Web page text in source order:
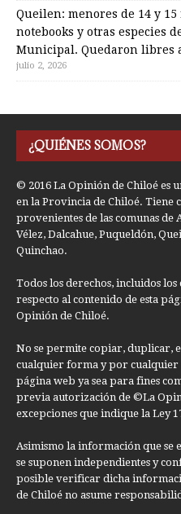
Queilen: menores de 14 y
notebooks y otras especies
Municipal. Quedaron libres
julio 2, 2026
¿QUIÉNES SOMOS?
© 2016 La Opinión de Chiloé es
en la Provincia de Chiloé. Tiene
provenientes de las comunas de
Vélez, Dalcahue, Puqueldón,
Quinchao.
Todos los derechos, incluidos
respecto al contenido de esta
Opinión de Chiloé.
No se permite copiar, duplicar,
cualquier forma y por cualquier
página web ya sea para fines
previa autorización de ©La
excepciones que indique la Ley
Asimismo la información que se
se suponen independientes y
posible verificar dicha
de Chiloé no asume